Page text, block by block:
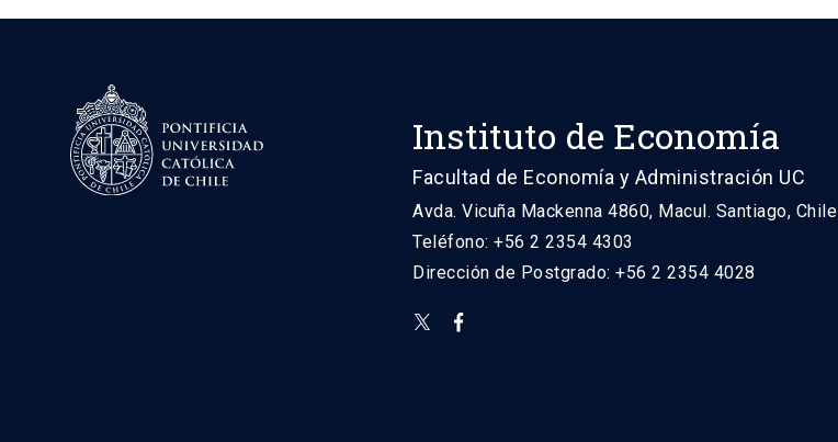
Instituto de Economía
Facultad de Economía y Administración UC
Avda. Vicuña Mackenna 4860, Macul. Santiago, Chile
Teléfono: +56 2 2354 4303
Dirección de Postgrado: +56 2 2354 4028